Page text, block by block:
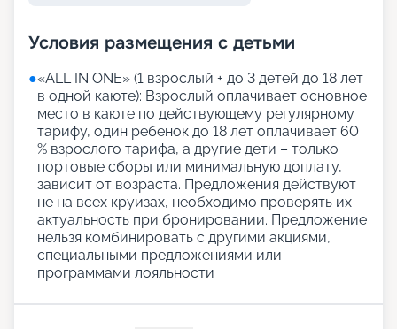
Условия размещения с детьми
●«АLL IN ONE» (1 взрослый + до 3 детей до 18 лет
в одной каюте): Взрослый оплачивает основное
место в каюте по действующему регулярному
тарифу, один ребенок до 18 лет оплачивает 60
% взрослого тарифа, а другие дети – только
портовые сборы или минимальную доплату,
зависит от возраста. Предложения действуют
не на всех круизах, необходимо проверять их
актуальность при бронировании. Предложение
нельзя комбинировать с другими акциями,
специальными предложениями или
программами лояльности